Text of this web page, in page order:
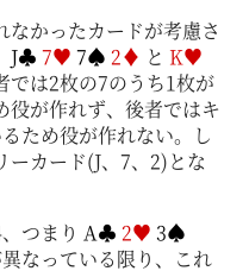
かったカードが考慮さ
J♣ 7♥ 7♠ 2♦ と K♥
では2枚の7のうち1枚が
役が作れず、後者ではキ
ため役が作れない。し
ーカード(J、7、2)とな
つまり A♣ 2♥ 3♠
なっている限り、これ